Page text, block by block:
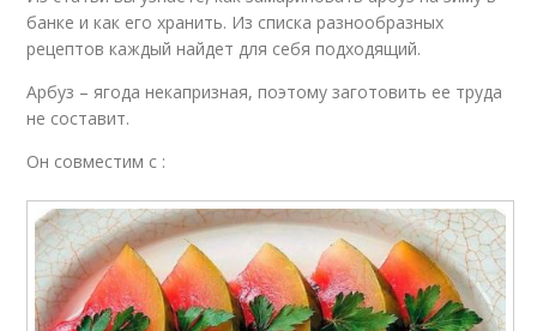
банке и как его хранить. Из списка разнообразных
рецептов каждый найдет для себя подходящий.
Арбуз – ягода некапризная, поэтому заготовить ее труда
не составит.
Он совместим с :